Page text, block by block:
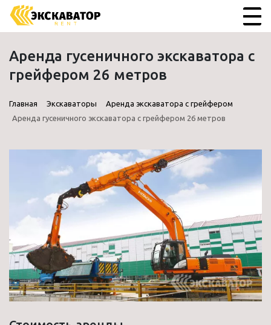
Аренда гусеничного экскаватора с
грейфером 26 метров
Главная Экскаваторы
Аренда экскаватора с грейфером
Аренда гусеничного экскаватора с грейфером 26 метров